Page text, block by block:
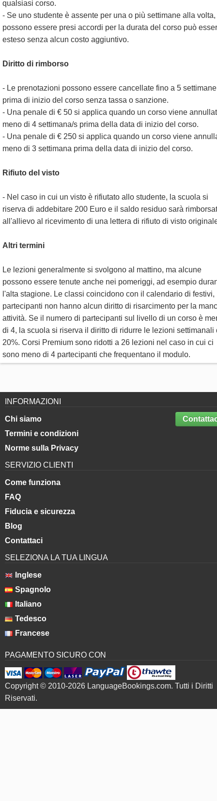
qualsiasi corso.
- Se uno studente è assente per una o più settimane alla volta,
possono essere presi accordi per la durata del corso può
esteso senza alcun costo aggiuntivo.
Diritto di rimborso
- Le prenotazioni possono essere cancellate fino a 5 settimane
prima di inizio del corso senza tassa o sanzione.
- Una penale di € 50 si applica quando un corso viene
meno di 4 settimana/s prima della data di inizio del corso.
- Una penale di € 250 si applica quando un corso viene
meno di 3 settimana prima della data di inizio del corso.
Rifiuto del visto
- Nel caso in cui un visto è rifiutato allo studente, la scuola si
riserva di addebitare 200 Euro e il saldo residuo sarà
all'allievo al ricevimento di una lettera di rifiuto di visto
Altri termini
Le lezioni generalmente si svolgono al mattino, ma alcune
possono essere tenute anche nei pomeriggi, ad esempio
l'alta stagione. Le classi coincidono con il calendario di festivi,
partecipanti non hanno alcun diritto di risarcimento per la
attività. Se il numero di partecipanti sul livello di un corso è
di 4, la scuola si riserva il diritto di ridurre le lezioni settimanali
20%. Corsi Premium sono ridotti a 26 lezioni nel caso in cui ci
sono meno di 4 partecipanti che frequentano il modulo.
INFORMAZIONI
Chi siamo
Termini e condizioni
Norme sulla Privacy
SERVIZIO CLIENTI
Come funziona
FAQ
Fiducia e sicurezza
Blog
Contattaci
SELEZIONA LA TUA LINGUA
Inglese
Spagnolo
Italiano
Tedesco
Francese
PAGAMENTO SICURO CON
Copyright © 2010-2026 LanguageBookings.com. Tutti i Diritti
Riservati.